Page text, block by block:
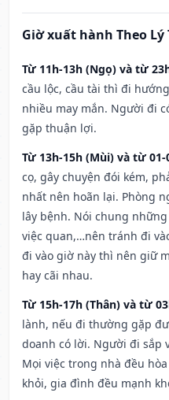
Giờ xuất hành Theo Lý
Từ 11h-13h (Ngọ) và từ
cầu lộc, cầu tài thì đi
nhiều may mắn. Người đi
gặp thuận lợi.
Từ 13h-15h (Mùi) và từ 01-
cọ, gây chuyện đói kém,
nhất nên hoãn lại. Phòng
lây bệnh. Nói chung
việc quan,…nên tránh đi
đi vào giờ này thì nên giữ
hay cãi nhau.
Từ 15h-17h (Thân) và từ
lành, nếu đi thường gặp
doanh có lời. Người đi sắp
Mọi việc trong nhà đều
khỏi, gia đình đều mạnh